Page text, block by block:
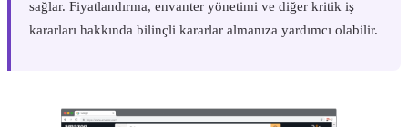
sağlar. Fiyatlandırma, envanter yönetimi ve diğer kritik iş
kararları hakkında bilinçli kararlar almanıza yardımcı olabilir.